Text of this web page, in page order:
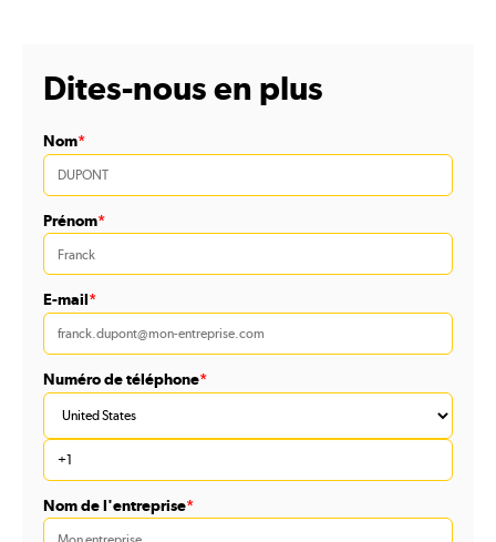
Dites-nous en plus
Nom*
Prénom*
E-mail*
Numéro de téléphone*
Nom de l'entreprise*